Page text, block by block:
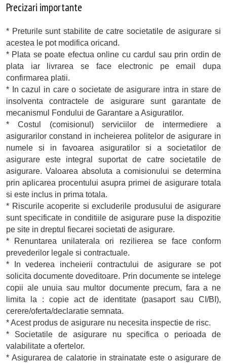
Precizari importante
* Preturile sunt stabilite de catre societatile de asigurare si
acestea le pot modifica oricand.
* Plata se poate efectua online cu cardul sau prin ordin de
plata iar livrarea se face electronic pe email dupa
confirmarea platii.
* In cazul in care o societate de asigurare intra in stare de
insolventa contractele de asigurare sunt garantate de
mecanismul Fondului de Garantare a Asiguratilor.
* Costul (comisionul) serviciilor de intermediere a
asigurarilor constand in incheierea politelor de asigurare in
numele si in favoarea asiguratilor si a societatilor de
asigurare este integral suportat de catre societatile de
asigurare. Valoarea absoluta a comisionului se determina
prin aplicarea procentului asupra primei de asigurare totala
si este inclus in prima totala.
* Riscurile acoperite si excluderile produsului de asigurare
sunt specificate in conditiile de asigurare puse la dispozitie
pe site in dreptul fiecarei societati de asigurare.
* Renuntarea unilaterala ori rezilierea se face conform
prevederilor legale si contractuale.
* In vederea incheierii contractului de asigurare se pot
solicita documente doveditoare. Prin documente se intelege
copii ale unuia sau multor documente precum, fara a ne
limita la : copie act de identitate (pasaport sau CI/BI),
cerere/oferta/declaratie semnata.
* Acest produs de asigurare nu necesita inspectie de risc.
* Societatile de asigurare nu specifica o perioada de
valabilitate a ofertelor.
* Asigurarea de calatorie in strainatate este o asigurare de